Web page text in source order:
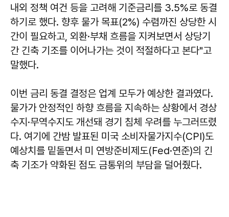
내외 정책 여건 등을 고려해 기준금리를 3.5%로 동결
하기로 했다. 향후 물가 목표(2%) 수렴까진 상당한 시
간이 필요하고, 외환·부채 흐름을 지켜보면서 상당기
간 긴축 기조를 이어나가는 것이 적절하다고 본다"고
말했다.
이번 금리 동결 결정은 업계 모두가 예상한 결과였다.
물가가 안정적인 하향 흐름을 지속하는 상황에서 경상
수지·무역수지도 개선돼 경기 침체 우려를 누그러뜨렸
다. 여기에 간밤 발표된 미국 소비자물가지수(CPI)도
예상치를 밑돌면서 미 연방준비제도(Fed·연준)의 긴
축 기조가 약화된 점도 금통위의 부담을 덜어줬다.